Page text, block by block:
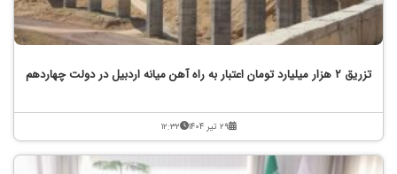
تزریق ۲ هزار میلیارد تومان اعتبار به راه آهن میانه اردبیل در دولت چهاردهم
۲۹ تیر ۱۴۰۴ ۱۲:۳۲